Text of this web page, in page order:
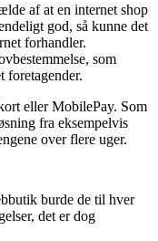
af at en internet shop
god, så kunne det
forhandler.
som
foretagender.
eller MobilePay. Som
fra eksempelvis
over flere uger.
burde de til hver
det er dog